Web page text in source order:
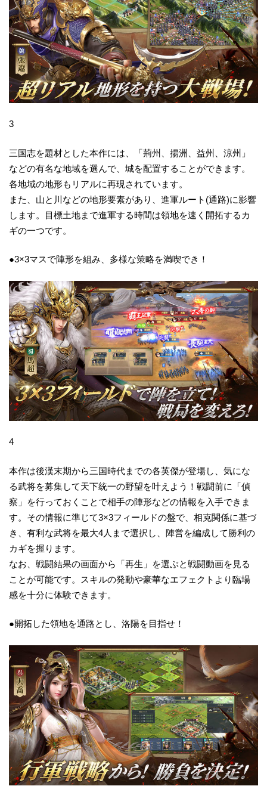
3
三国志を題材とした本作には、「荊州、揚洲、益州、涼州」
などの有名な地域を選んで、城を配置することができます。
各地域の地形もリアルに再現されています。
また、山と川などの地形要素があり、進軍ルート(通路)に影響
します。目標土地まで進軍する時間は領地を速く開拓するカ
ギの一つです。
●3×3マスで陣形を組み、多様な策略を満喫でき！
4
本作は後漢末期から三国時代までの各英傑が登場し、気にな
る武将を募集して天下統一の野望を叶えよう！戦闘前に「偵
察」を行っておくことで相手の陣形などの情報を入手できま
す。その情報に準じて3×3フィールドの盤で、相克関係に基づ
き、有利な武将を最大4人まで選択し、陣営を編成して勝利の
カギを握ります。
なお、戦闘結果の画面から「再生」を選ぶと戦闘動画を見る
ことが可能です。スキルの発動や豪華なエフェクトより臨場
感を十分に体験できます。
●開拓した領地を通路とし、洛陽を目指せ！